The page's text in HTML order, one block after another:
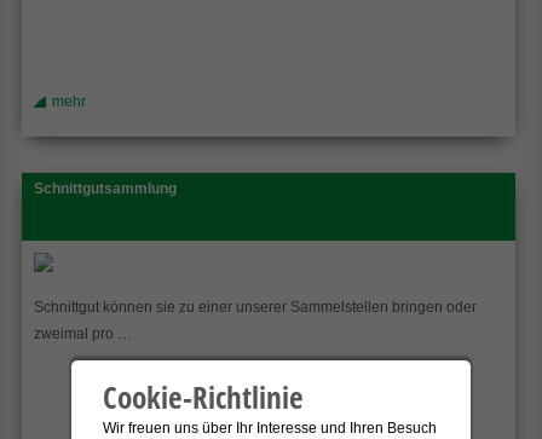
mehr
Schnittgutsammlung
Schnittgut können sie zu einer unserer Sammelstellen bringen oder
zweimal pro …
Cookie-Richtlinie
Wir freuen uns über Ihr Interesse und Ihren Besuch